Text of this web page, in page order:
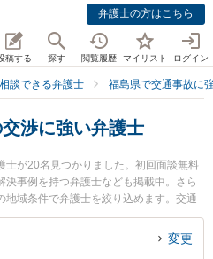
弁護士の方はこちら
稿する 探す 閲覧履歴 マイリスト ログイン
談できる弁護士 福島県で交通事故に
渉に強い弁護士
が20名見つかりました。初回面談無料
事例を持つ弁護士なども掲載中。さら
地域条件で弁護士を絞り込めます。交通
故、自転車事故等の細かな分野での絞り
ベスト法律事務所 郡山オフィスの中村 冬
変更